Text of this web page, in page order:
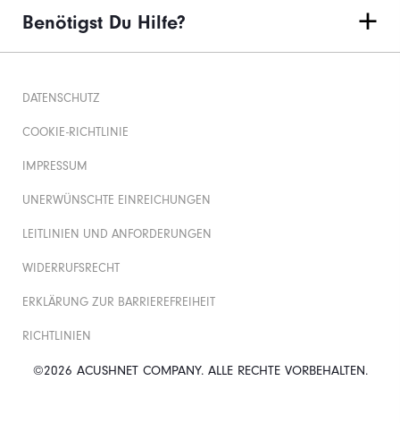
Benötigst Du Hilfe?
©2026 ACUSHNET COMPANY. ALLE RECHTE VORBEHALTEN.
DATENSCHUTZ
COOKIE-RICHTLINIE
IMPRESSUM
UNERWÜNSCHTE EINREICHUNGEN
LEITLINIEN UND ANFORDERUNGEN
WIDERRUFSRECHT
ERKLÄRUNG ZUR BARRIEREFREIHEIT
RICHTLINIEN